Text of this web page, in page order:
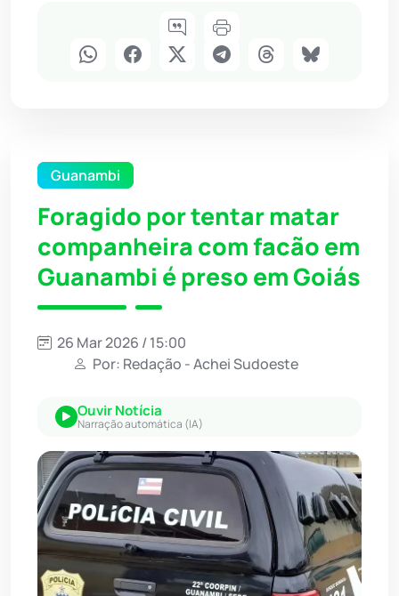
Guanambi
Foragido por tentar matar
companheira com facão em
Guanambi é preso em Goiás
26 Mar 2026 / 15:00
Por: Redação - Achei Sudoeste
Ouvir Notícia
Narração automática (IA)